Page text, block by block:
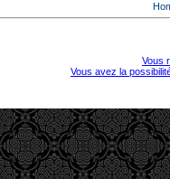
Vous
Vous avez la